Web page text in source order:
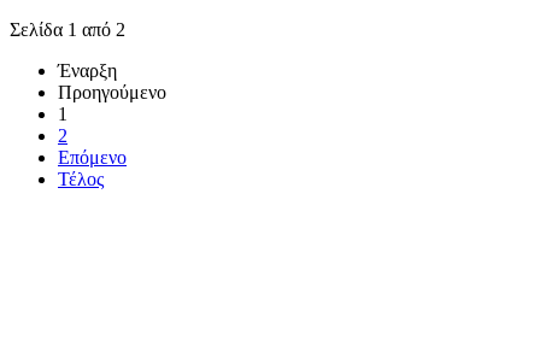
Σελίδα 1 από 2
Έναρξη
Προηγούμενο
1
2
Επόμενο
Τέλος